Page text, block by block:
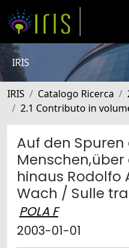
IRIS
IRIS Catalogo Ricerca
2.1 Contributo in
Auf den Spuren
hinaus Rodolfo
Wach / Sulle
POLA F
2003-01-01